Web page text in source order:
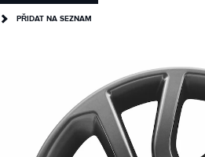
PŘIDAT NA SEZNAM